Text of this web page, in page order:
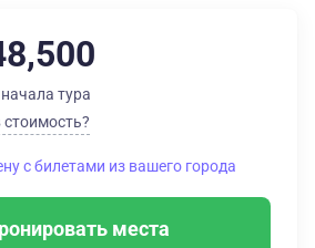
тура
с билетами из вашего города
места